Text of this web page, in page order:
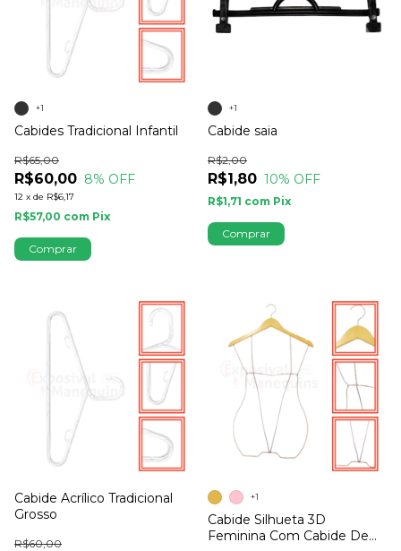
Cabides Tradicional Infantil
R$60,00
R$65,00
8% OFF
12 x de R$6,17
R$57,00 com Pix
+1
Comprar
Cabide saia
R$1,80
R$2,00
10% OFF
R$1,71 com Pix
+1
Comprar
Cabide Acrílico Tradicional
Grosso
R$60,00
Cabide Silhueta 3D
Feminina Com Cabide De
+1